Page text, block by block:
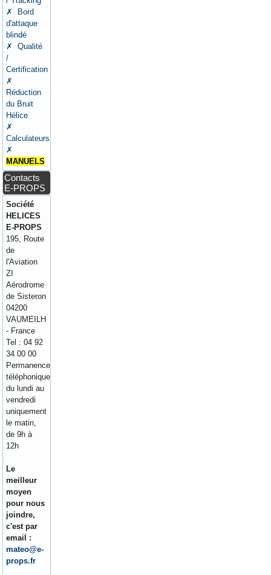
✗ Bord
d'attaque
blindé
✗ Qualité
/
Certification
✗
Réduction
du Bruit
Hélice
✗
Calculateurs
✗
MANUELS
Contacts
E-PROPS
Société
HELICES
E-PROPS
195, Route
de
l'Aviation
ZI
Aérodrome
de Sisteron
04200
VAUMEILH
- France
Tel : 04 92
34 00 00
Permanence
téléphonique
du lundi au
vendredi
uniquement
le matin,
de 9h à
12h
Le
meilleur
moyen
pour nous
joindre,
c'est par
email :
mateo@e-
props.fr